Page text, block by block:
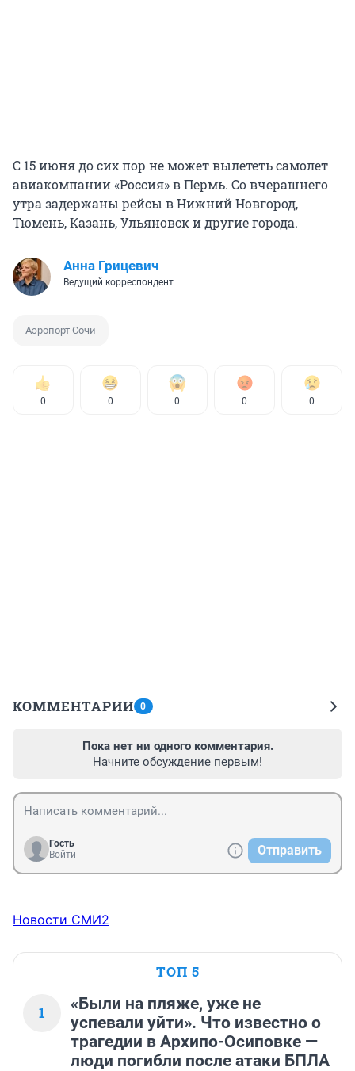
С 15 июня до сих пор не может вылететь самолет
авиакомпании «Россия» в Пермь. Со вчерашнего
утра задержаны рейсы в Нижний Новгород,
Тюмень, Казань, Ульяновск и другие города.
Анна Грицевич
Ведущий корреспондент
Аэропорт Сочи
0 0 0 0 0
КОММЕНТАРИИ 0
Пока нет ни одного комментария.
Начните обсуждение первым!
Гость
Войти
Отправить
Новости СМИ2
ТОП 5
1
«Были на пляже, уже не
успевали уйти». Что известно о
трагедии в Архипо-Осиповке —
люди погибли после атаки БПЛА